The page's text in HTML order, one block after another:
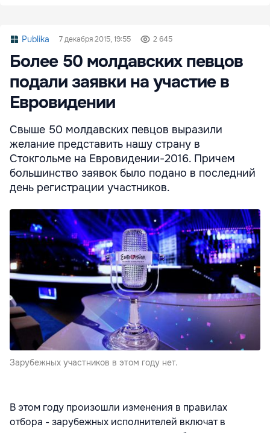
Publika 7 декабря 2015, 19:55 2 645
Более 50 молдавских певцов
подали заявки на участие в
Евровидении
Свыше 50 молдавских певцов выразили
желание представить нашу страну в
Стокгольме на Евровидении-2016. Причем
большинство заявок было подано в последний
день регистрации участников.
Зарубежных участников в этом году нет.
В этом году произошли изменения в правилах
отбора - зарубежных исполнителей включат в